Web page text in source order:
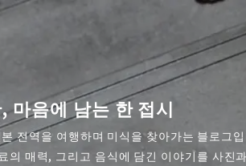
마음에 남는 한 접시
전역을 여행하며 미식을 찾아가는 블로그
의 매력, 그리고 음식에 담긴 이야기를 사진